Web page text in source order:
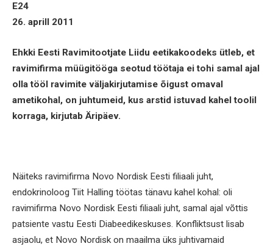
E24
26. aprill 2011
Ehkki Eesti Ravimitootjate Liidu eetikakoodeks ütleb, et
ravimifirma müügitööga seotud töötaja ei tohi samal ajal
olla tööl ravimite väljakirjutamise õigust omaval
ametikohal, on juhtumeid, kus arstid istuvad kahel toolil
korraga, kirjutab Äripäev.
Näiteks ravimifirma Novo Nordisk Eesti filiaali juht,
endokrinoloog Tiit Halling töötas tänavu kahel kohal: oli
ravimifirma Novo Nordisk Eesti filiaali juht, samal ajal võttis
patsiente vastu Eesti Diabeedikeskuses. Konfliktsust lisab
asjaolu, et Novo Nordisk on maailma üks juhtivamaid